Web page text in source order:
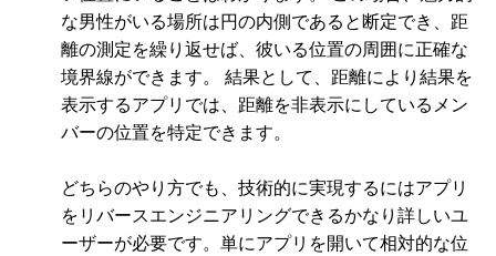
な男性がいる場所は円の内側であると断定でき、距
離の測定を繰り返せば、彼いる位置の周囲に正確な
境界線ができます。 結果として、距離により結果を
表示するアプリでは、距離を非表示にしているメン
バーの位置を特定できます。
どちらのやり方でも、技術的に実現するにはアプリ
をリバースエンジニアリングできるかなり詳しいユ
ーザーが必要です。単にアプリを開いて相対的な位